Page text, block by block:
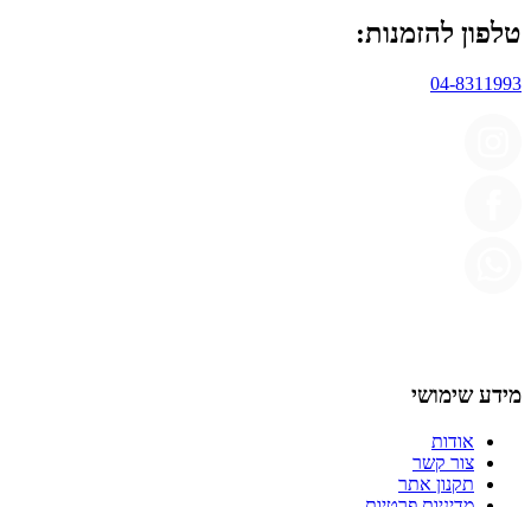
טלפון להזמנות:
04-8311993
מידע שימושי
אודות
צור קשר
תקנון אתר